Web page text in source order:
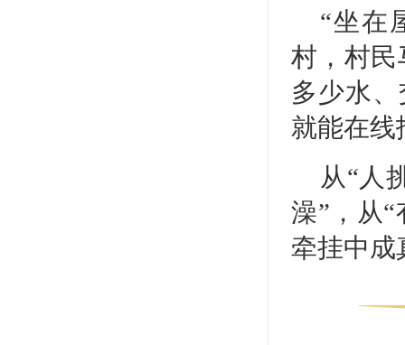
“坐在
村，村民
多少水
就能在线
从“人
澡”，从
牵挂中成